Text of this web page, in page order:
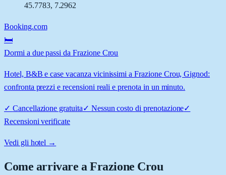
45.7783, 7.2962
Booking.com
🛏️
Dormi a due passi da Frazione Crou
Hotel, B&B e case vacanza vicinissimi a Frazione Crou, Gignod:
confronta prezzi e recensioni reali e prenota in un minuto.
✓ Cancellazione gratuita✓ Nessun costo di prenotazione✓
Recensioni verificate
Vedi gli hotel →
Come arrivare aFrazione Crou